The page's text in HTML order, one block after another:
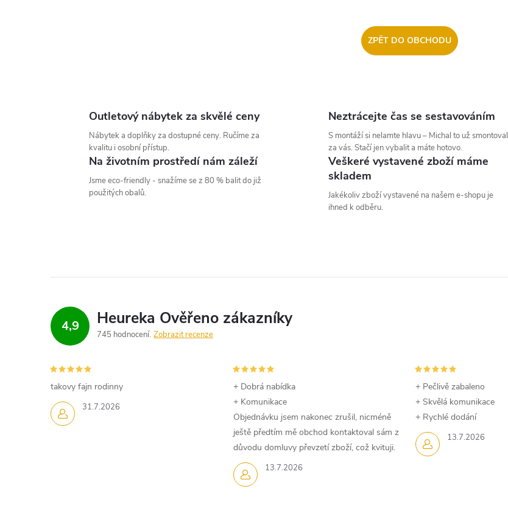
ZPĚT DO OBCHODU
Outletový nábytek za skvělé ceny
Nábytek a doplňky za dostupné ceny. Ručíme za
kvalitu i osobní přístup.
Neztrácejte čas se sestavováním
S montáží si nelamte hlavu – Michal to už smontoval
za vás. Stačí jen vybalit a máte hotovo.
Na životním prostředí nám záleží
Jsme eco-friendly - snažíme se z 80 % balit do již
použitých obalů.
Veškeré vystavené zboží máme
skladem
Jakékoliv zboží vystavené na našem e-shopu je
ihned k odběru.
4,9
745 hodnocení Zobrazit recenze
31.7.2026
takovy fajn rodinny
13.7.2026
+ Dobrá nabídka
+ Komunikace
Objednávku jsem nakonec zrušil, nicméně
ještě předtím mě obchod kontaktoval sám z
důvodu domluvy převzetí zboží, což kvituji.
13.7.2026
+ Pečlivě zabaleno
+ Skvělá komunikace
+ Rychlé dodání